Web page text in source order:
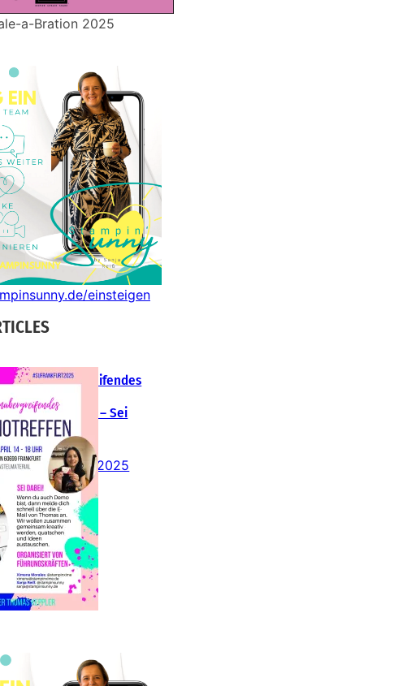
a-Bration 2025
einsteigen
Teamübergreifendes
Stampin‘ Up!
Demotreffen – Sei
dabei!
26. Februar 2025
Einsteigen 2025 im
Team Stampin‘ Sunny